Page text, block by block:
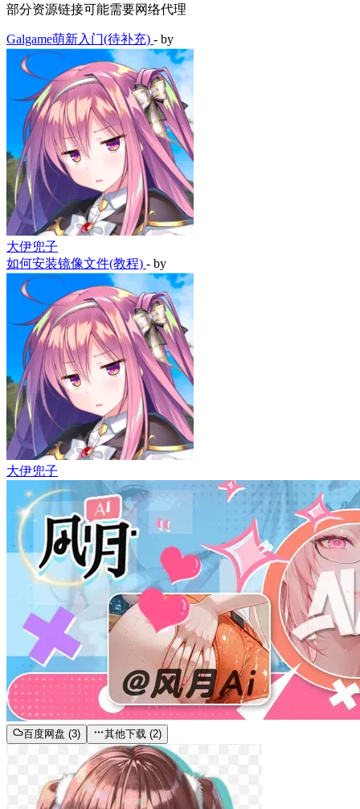
部分资源链接可能需要网络代理
Galgame萌新入门(待补充) - by
大伊兜子
如何安装镜像文件(教程) - by
大伊兜子
百度网盘 (3) 其他下载 (2)